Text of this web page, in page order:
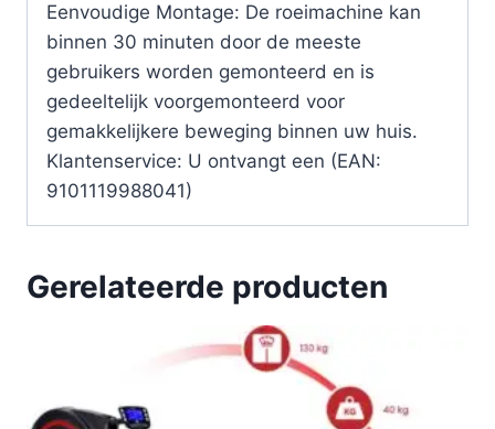
Eenvoudige Montage: De roeimachine kan
binnen 30 minuten door de meeste
gebruikers worden gemonteerd en is
gedeeltelijk voorgemonteerd voor
gemakkelijkere beweging binnen uw huis.
Klantenservice: U ontvangt een (EAN:
9101119988041)
Gerelateerde producten